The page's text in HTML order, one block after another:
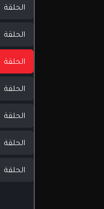
الحلقة
الحلقة
الحلقة
الحلقة
الحلقة
الحلقة
الحلقة